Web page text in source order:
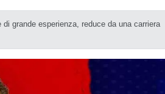
grande esperienza, reduce da una carriera